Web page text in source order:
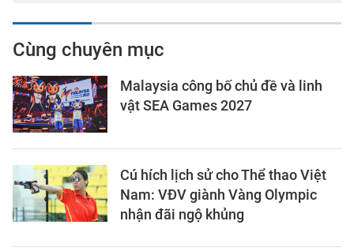
Cùng chuyên mục
Malaysia công bố chủ đề và linh
vật SEA Games 2027
Cú hích lịch sử cho Thể thao Việt
Nam: VĐV giành Vàng Olympic
nhận đãi ngộ khủng